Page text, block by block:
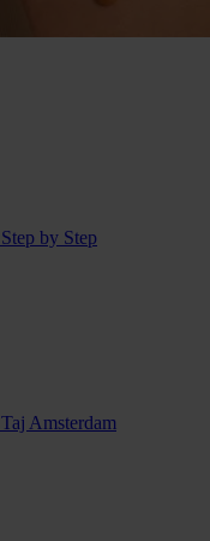
Step by Step
Taj Amsterdam